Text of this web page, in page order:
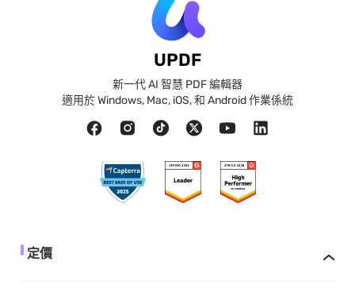
UPDF
新一代 AI 智慧 PDF 編輯器
適用於 Windows, Mac, iOS, 和 Android 作業係統
定價